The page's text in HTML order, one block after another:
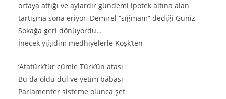
ortaya attığı ve aylardır gündemi ipotek altına alan
tartışma sona eriyor, Demirel “sığmam” dediği Güniz
Sokağa geri dönüyordu…
İnecek yiğidim medhiyelerle Köşk’ten
‘Atatürk’tür cümle Türk’ün atası
Bu da oldu dul ve yetim bábası
Parlamenter sisteme olunca şef